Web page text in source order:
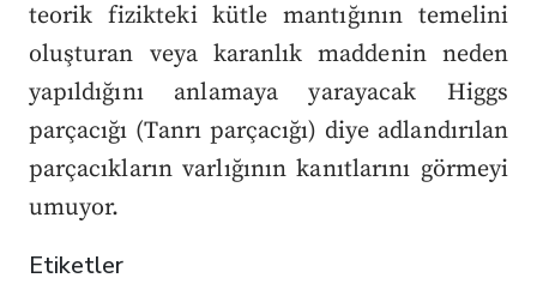
teorik fizikteki kütle mantığının temelini
oluşturan veya karanlık maddenin neden
yapıldığını anlamaya yarayacak Higgs
parçacığı (Tanrı parçacığı) diye adlandırılan
parçacıkların varlığının kanıtlarını görmeyi
umuyor.
Etiketler